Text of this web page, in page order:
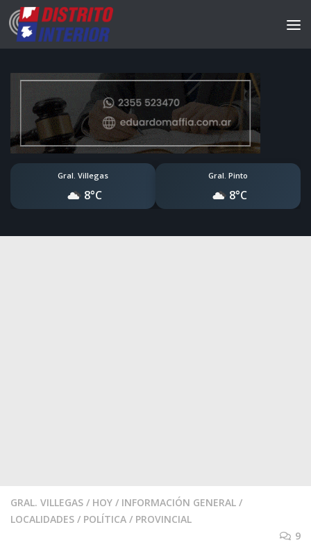
Gral. Villegas
8°C
Gral. Pinto
8°C
GRAL. VILLEGAS / HOY / INFORMACIÓN GENERAL /
LOCALIDADES / POLÍTICA / PROVINCIAL
9